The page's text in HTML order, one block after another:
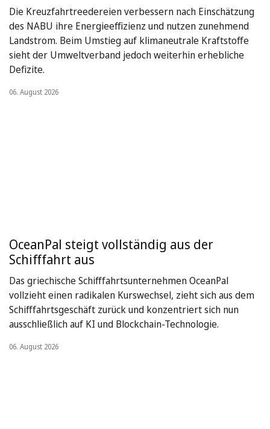
Die Kreuzfahrtreedereien verbessern nach Einschätzung
des NABU ihre Energieeffizienz und nutzen zunehmend
Landstrom. Beim Umstieg auf klimaneutrale Kraftstoffe
sieht der Umweltverband jedoch weiterhin erhebliche
Defizite.
06. August 2026
OceanPal steigt vollständig aus der
Schifffahrt aus
Das griechische Schifffahrtsunternehmen OceanPal
vollzieht einen radikalen Kurswechsel, zieht sich aus dem
Schifffahrtsgeschäft zurück und konzentriert sich nun
ausschließlich auf KI und Blockchain-Technologie.
06. August 2026